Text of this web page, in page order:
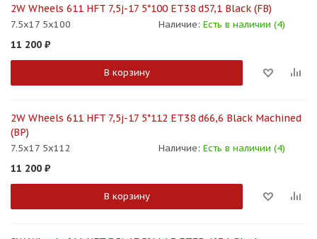
2W Wheels 611 HFT 7,5j-17 5*100 ET38 d57,1 Black (FB)
7.5x17 5x100 Наличие: Есть в наличии (4)
11 200 ₽
В корзину
2W Wheels 611 HFT 7,5j-17 5*112 ET38 d66,6 Black Machined
(BP)
7.5x17 5x112 Наличие: Есть в наличии (4)
11 200 ₽
В корзину